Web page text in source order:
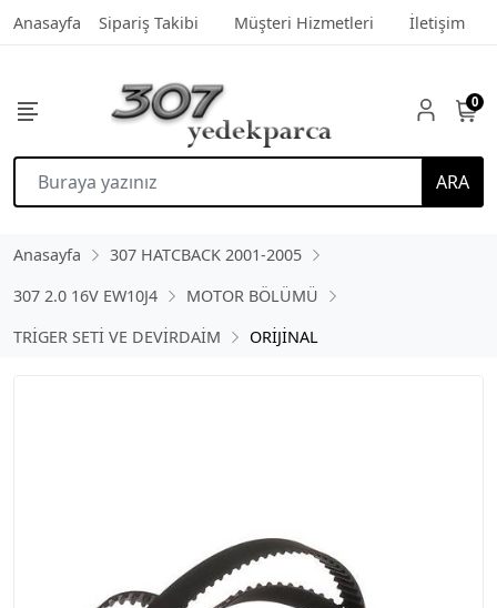
Anasayfa Sipariş Takibi Müşteri Hizmetleri İletişim
ARA
0
Anasayfa
307 HATCBACK 2001-2005
307 2.0 16V EW10J4
MOTOR BÖLÜMÜ
TRİGER SETİ VE DEVİRDAİM
ORİJİNAL